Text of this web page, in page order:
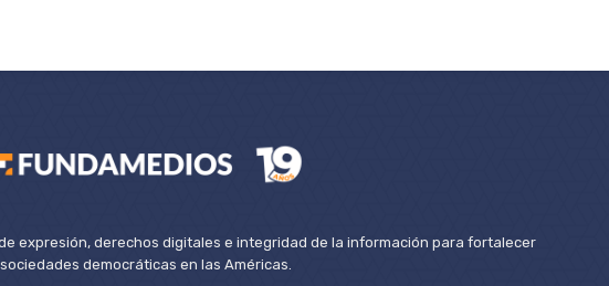
expresión, derechos digitales e integridad de la información para fortalecer
sociedades democráticas en las Américas.